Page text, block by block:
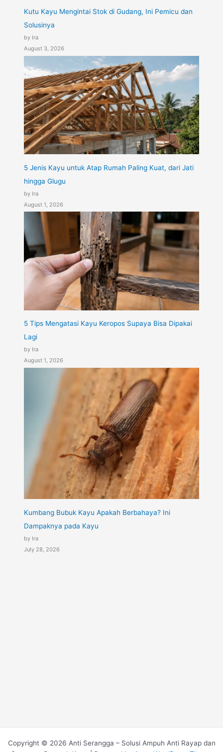
Kutu Kayu Mengintai Stok di Gudang, Ini Pemicu dan
Solusinya
by Ira
August 3, 2026
5 Jenis Kayu untuk Atap Rumah Paling Kuat, dari Jati
hingga Glugu
by Ira
August 1, 2026
5 Tips Mengatasi Kayu Keropos Supaya Bisa Dipakai
Lagi
by Ira
August 1, 2026
Kumbang Bubuk Kayu Apakah Berbahaya? Ini
Dampaknya pada Kayu
by Ira
July 28, 2026
Copyright © 2026 Anti Serangga – Solusi Ampuh Anti Rayap dan